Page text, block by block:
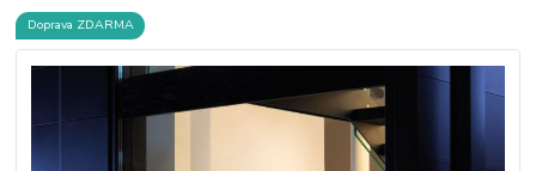
Doprava ZDARMA